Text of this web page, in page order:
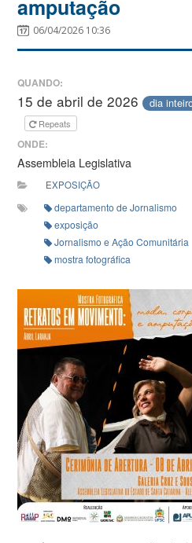
amputação
06/04/2026 10:36
QUANDO:
15 de abril de 2026 dia
Repeats
ONDE:
Assembleia Legislativa
EXPOSIÇÃO
departamento de Jornalismo
exposição
Jornalismo e Ação Comunitária
mostra fotográfica